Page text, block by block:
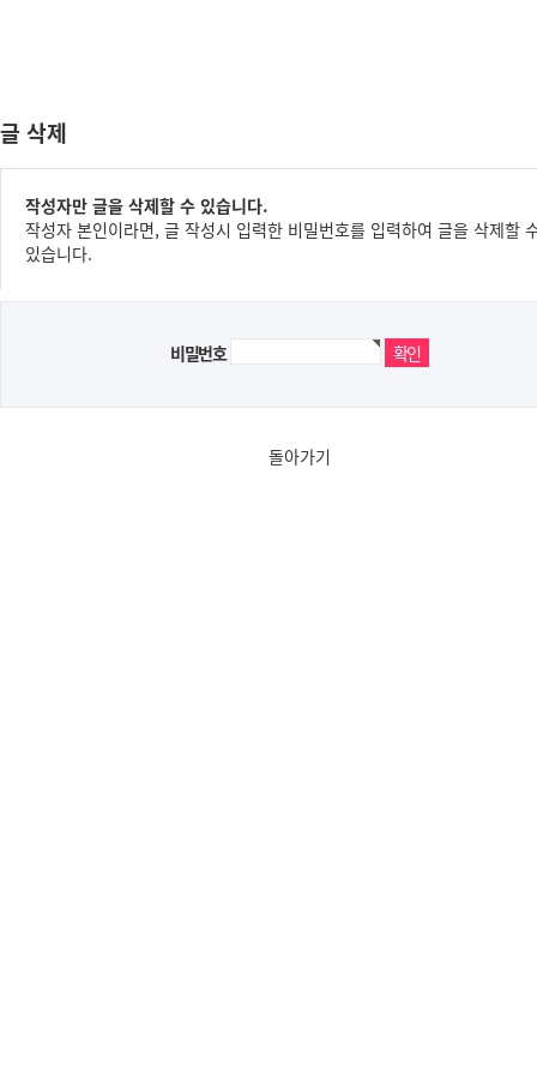
글 삭제
작성자만 글을 삭제할 수 있습니다.
작성자 본인이라면, 글 작성시 입력한 비밀번호를 입력하여 글을 삭제할
있습니다.
비밀번호
돌아가기